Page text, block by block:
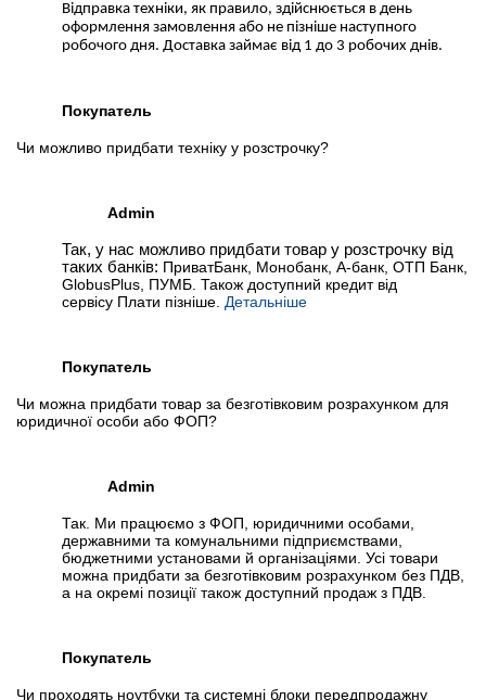
Відправка техніки, як правило, здійснюється в день
оформлення замовлення або не пізніше наступного
робочого дня. Доставка займає від 1 до 3 робочих днів.
Покупатель
Чи можливо придбати техніку у розстрочку?
Admin
Так, у нас можливо придбати товар у розстрочку від
таких банків: ПриватБанк, Монобанк, А-банк, ОТП Банк,
GlobusPlus, ПУМБ. Також доступний кредит від
сервісу Плати пізніше. Детальніше
Покупатель
Чи можна придбати товар за безготівковим розрахунком для
юридичної особи або ФОП?
Admin
Так. Ми працюємо з ФОП, юридичними особами,
державними та комунальними підприємствами,
бюджетними установами й організаціями. Усі товари
можна придбати за безготівковим розрахунком без ПДВ,
а на окремі позиції також доступний продаж з ПДВ.
Покупатель
Чи проходять ноутбуки та системні блоки передпродажну